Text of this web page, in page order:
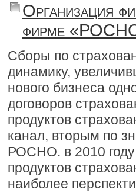
Организация
фирме
Сборы по
динамику,
нового бизнеса
договоров
продуктов
канал, вторым по
РОСНО. в 2010 году
продуктов
наиболее